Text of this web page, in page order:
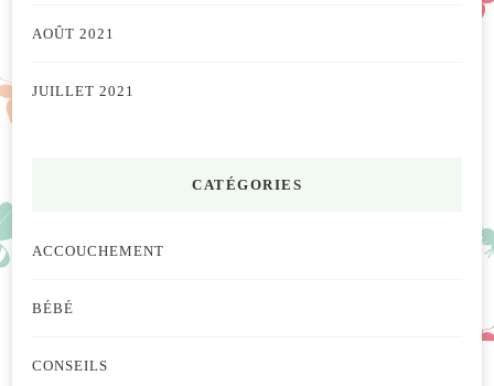
AOÛT 2021
JUILLET 2021
CATÉGORIES
ACCOUCHEMENT
BÉBÉ
CONSEILS